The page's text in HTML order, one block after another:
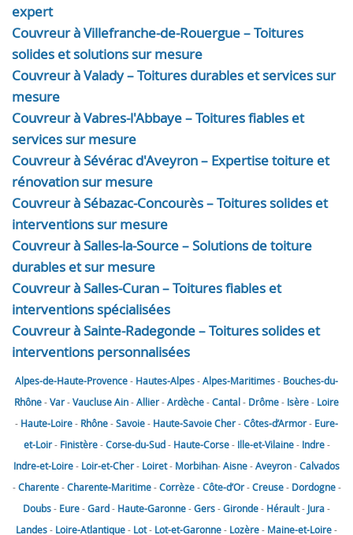
expert
Couvreur à Villefranche-de-Rouergue – Toitures
solides et solutions sur mesure
Couvreur à Valady – Toitures durables et services sur
mesure
Couvreur à Vabres-l'Abbaye – Toitures fiables et
services sur mesure
Couvreur à Sévérac d'Aveyron – Expertise toiture et
rénovation sur mesure
Couvreur à Sébazac-Concourès – Toitures solides et
interventions sur mesure
Couvreur à Salles-la-Source – Solutions de toiture
durables et sur mesure
Couvreur à Salles-Curan – Toitures fiables et
interventions spécialisées
Couvreur à Sainte-Radegonde – Toitures solides et
interventions personnalisées
Alpes-de-Haute-Provence- Hautes-Alpes-Alpes-Maritimes- Bouches-du-
Rhône-Var-VaucluseAin-Allier-Ardèche-Cantal- Drôme- Isère- Loire
- Haute-Loire- Rhône-Savoie- Haute-SavoieCher-Côtes-d’Armor- Eure-
et-Loir- Finistère-Corse-du-Sud- Haute-Corse- Ille-et-Vilaine- Indre-
Indre-et-Loire- Loir-et-Cher- Loiret- Morbihan-Aisne-Aveyron-Calvados
-Charente-Charente-Maritime-Corrèze-Côte-d’Or-Creuse- Dordogne-
Doubs- Eure-Gard- Haute-Garonne-Gers-Gironde- Hérault- Jura-
Landes- Loire-Atlantique- Lot- Lot-et-Garonne- Lozère- Maine-et-Loire-